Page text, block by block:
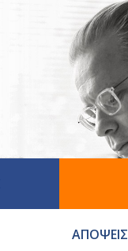
ΑΠΟΨΕΙΣ